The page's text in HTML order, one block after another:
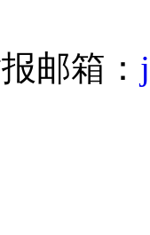
邮箱：